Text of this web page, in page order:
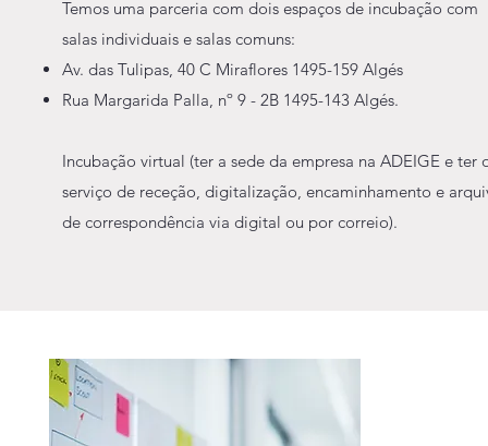
Temos uma parceria com dois espaços de incubação com
salas individuais e salas comuns:
Av. das Tulipas, 40 C Miraflores 1495-159 Algés
Rua Margarida Palla, nº 9 - 2B 1495-143 Algés.
Incubação virtual (ter a sede da empresa na ADEIGE e ter
serviço de receção, digitalização, encaminhamento e
de correspondência via digital ou por correio).